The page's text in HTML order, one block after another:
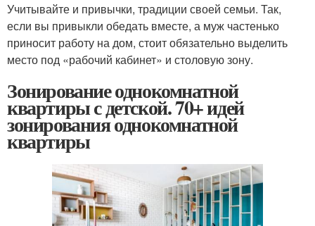
Учитывайте и привычки, традиции своей семьи. Так,
если вы привыкли обедать вместе, а муж частенько
приносит работу на дом, стоит обязательно выделить
место под «рабочий кабинет» и столовую зону.
Зонирование однокомнатной
квартиры с детской. 70+ идей
зонирования однокомнатной
квартиры